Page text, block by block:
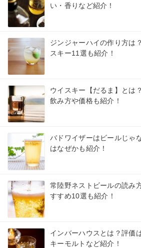
い・香りなど紹介！
ジンジャーハイの作り方は
スキー11選も紹介！
ウイスキー【だるま】とは
飲み方や価格も紹介！
バドワイザーはビールじゃ
はなぜかも紹介！
常陸野ネストビールの読み
すすめ10選も紹介！
インバーハウスとは？評価
キーモルトなど紹介！